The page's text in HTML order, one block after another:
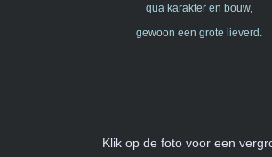
qua karakter en bouw,
gewoon een grote lieverd.
Klik op de foto voor een